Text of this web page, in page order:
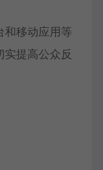
和移动应用等
提高公众反